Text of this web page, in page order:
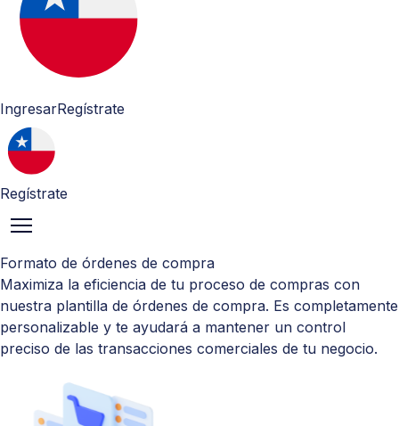
IngresarRegístrate
Regístrate
Formato de órdenes de compra
Maximiza la eficiencia de tu proceso de compras con
nuestra plantilla de órdenes de compra. Es completamente
personalizable y te ayudará a mantener un control
preciso de las transacciones comerciales de tu negocio.